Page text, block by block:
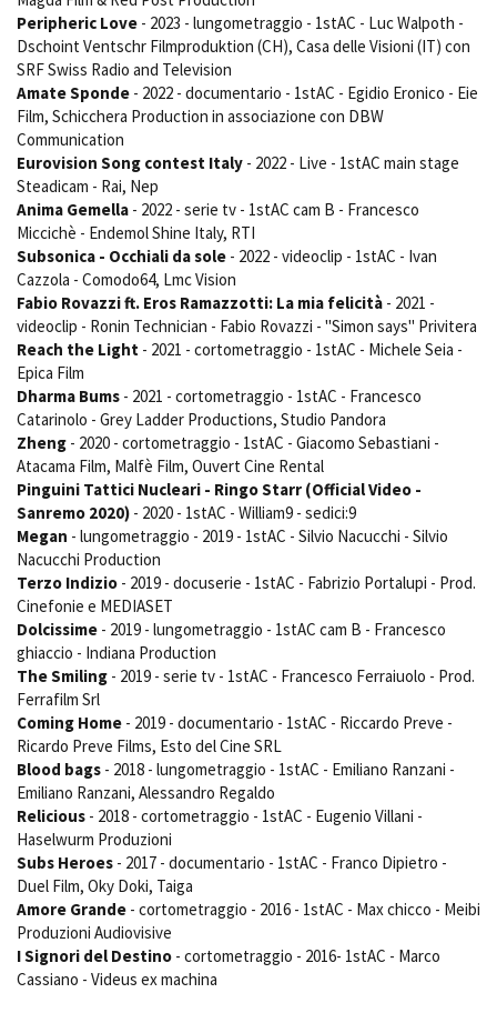
Peripheric Love - 2023 - lungometraggio - 1stAC - Luc Walpoth -
Dschoint Ventschr Filmproduktion (CH), Casa delle Visioni (IT) con
SRF Swiss Radio and Television
Amate Sponde - 2022 - documentario - 1stAC - Egidio Eronico - Eie
Film, Schicchera Production in associazione con DBW
Communication
Eurovision Song contest Italy - 2022 - Live - 1stAC main stage
Steadicam - Rai, Nep
Anima Gemella - 2022 - serie tv - 1stAC cam B - Francesco
Miccichè - Endemol Shine Italy, RTI
Subsonica - Occhiali da sole - 2022 - videoclip - 1stAC - Ivan
Cazzola - Comodo64, Lmc Vision
Fabio Rovazzi ft. Eros Ramazzotti: La mia felicità - 2021 -
videoclip - Ronin Technician - Fabio Rovazzi - "Simon says" Privitera
Reach the Light - 2021 - cortometraggio - 1stAC - Michele Seia -
Epica Film
Dharma Bums - 2021 - cortometraggio - 1stAC - Francesco
Catarinolo - Grey Ladder Productions, Studio Pandora
Zheng - 2020 - cortometraggio - 1stAC - Giacomo Sebastiani -
Atacama Film, Malfè Film, Ouvert Cine Rental
Pinguini Tattici Nucleari - Ringo Starr (Official Video -
Sanremo 2020) - 2020 - 1stAC - William9 - sedici:9
Megan - lungometraggio - 2019 - 1stAC - Silvio Nacucchi - Silvio
Nacucchi Production
Terzo Indizio - 2019 - docuserie - 1stAC - Fabrizio Portalupi - Prod.
Cinefonie e MEDIASET
Dolcissime - 2019 - lungometraggio - 1stAC cam B - Francesco
ghiaccio - Indiana Production
The Smiling - 2019 - serie tv - 1stAC - Francesco Ferraiuolo - Prod.
Ferrafilm Srl
Coming Home - 2019 - documentario - 1stAC - Riccardo Preve -
Ricardo Preve Films, Esto del Cine SRL
Blood bags - 2018 - lungometraggio - 1stAC - Emiliano Ranzani -
Emiliano Ranzani, Alessandro Regaldo
Relicious - 2018 - cortometraggio - 1stAC - Eugenio Villani -
Haselwurm Produzioni
Subs Heroes - 2017 - documentario - 1stAC - Franco Dipietro -
Duel Film, Oky Doki, Taiga
Amore Grande - cortometraggio - 2016 - 1stAC - Max chicco - Meibi
Produzioni Audiovisive
I Signori del Destino - cortometraggio - 2016- 1stAC - Marco
Cassiano - Videus ex machina